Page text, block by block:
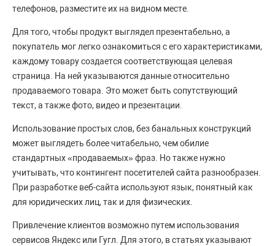
телефонов, разместите их на видном месте.
Для того, чтобы продукт выглядел презентабельно, а
покупатель мог легко ознакомиться с его характеристиками,
каждому товару создается соответствующая целевая
страница. На ней указываются данные относительно
продаваемого товара. Это может быть сопутствующий
текст, а также фото, видео и презентации.
Использование простых слов, без банальных конструкций
может выглядеть более читабельно, чем обилие
стандартных «продаваемых» фраз. Но также нужно
учитывать, что контингент посетителей сайта разнообразен.
При разработке веб-сайта используют язык, понятный как
для юридических лиц, так и для физических.
Привлечение клиентов возможно путем использования
сервисов Яндекс или Гугл. Для этого, в статьях указывают